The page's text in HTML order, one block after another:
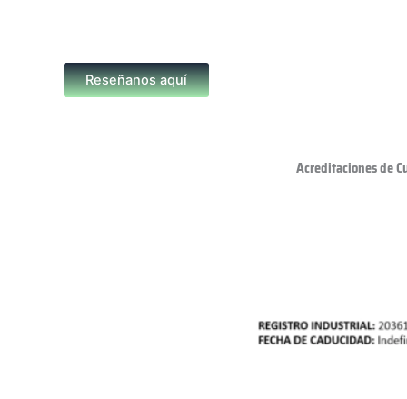
Reseñanos aquí
Acreditaciones de